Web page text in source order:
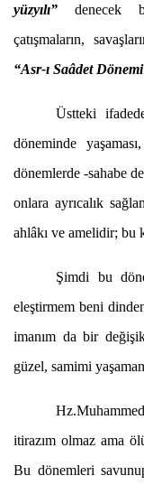
yüzyılı” denecek
çatışmaların,
“Asr-ı Saâdet
Üstteki
döneminde
dönemlerde -sahabe
onlara ayrıcalık
ahlâkı ve amelidir; bu
Şimdi bu
eleştirmem beni
imanım da bir
güzel, samimi
itirazım olmaz ama
Bu dönemleri